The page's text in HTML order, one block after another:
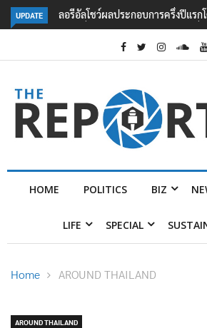
UPDATE
ลอรีอัลโชว์ผลประกอบการครึ่งปีแรกโต 6.5% ก
คว้าไลเซนส์ ‘กุชชี่’ 50 ปี พร้อมส่ง 4 แบรนด์ใหม่
POLITICS BIZ